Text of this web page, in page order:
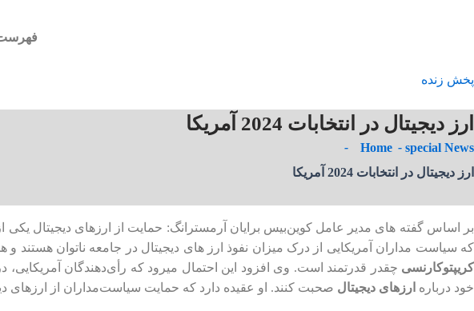
پخش زنده
ارز دیجیتال در انتخابات 2024 آمریکا
Home
special News
ارز دیجیتال در انتخابات 2024 آمریکا
که سیاست مداران آمریکایی از درک میزان نفوذ ارز های دیجیتال در جامعه ناتوان هستند
کریپتوکارنسی
خود درباره ارزهای دیجیتال صحبت کنند. او عقیده دارد که حمایت سیاست‌مداران از